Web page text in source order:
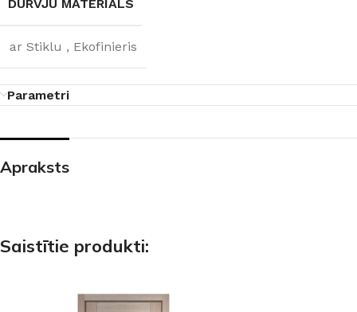
DURVJU MATERIĀLS
ar Stiklu , Ekofinieris
Parametri
Apraksts
Saistītie produkti: